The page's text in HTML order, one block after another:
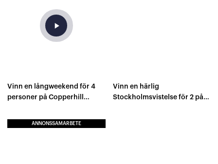
play_arrow
Vinn en långweekend för 4
personer på Copperhill
Vinn en härlig
Stockholmsvistelse för 2 på
ANNONSSAMARBETE